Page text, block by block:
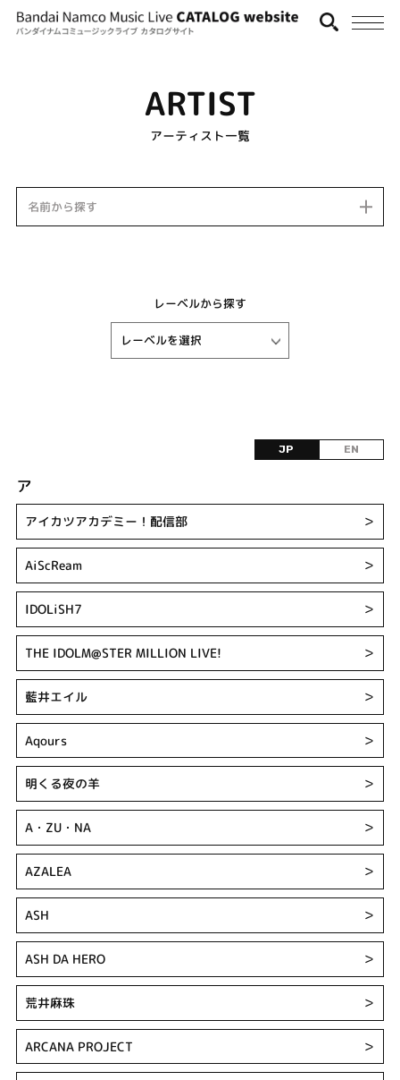
ARTIST
アーティスト一覧
名前から探す
レーベルから探す
JP EN
ア
アイカツアカデミー！配信部 ＞
AiScReam ＞
IDOLiSH7 ＞
THE IDOLM@STER MILLION LIVE! ＞
藍井エイル ＞
Aqours ＞
明くる夜の羊 ＞
A・ZU・NA ＞
AZALEA ＞
ASH ＞
ASH DA HERO ＞
荒井麻珠 ＞
ARCANA PROJECT ＞